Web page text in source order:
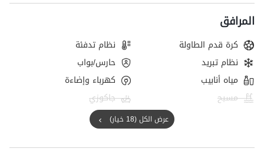
خواجو من المعالم التاریخیه لهذه المدینه.
لا یمکننا استضافه العائلات التی لدیها اطفال.
المرافق
كرة قدم الطاولة
نظام تدفئة
نظام تبريد
حارس/بواب
مياه أنابيب
كهرباء وإضاءة
مسبح
جاكوزي
عرض الكل (18 خيار)